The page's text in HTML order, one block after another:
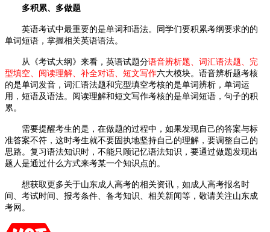
多积累、多做题
英语考试中最重要的是单词和语法。同学们要积累考纲要求的的
单词短语，掌握相关英语语法。
从《考试大纲》来看，英语试题分语音辨析题、词汇语法题、完
型填空、阅读理解、补全对话、短文写作六大模块。语音辨析题考核
的是单词发音，词汇语法题和完型填空考核的是单词辨析，单词运
用，短语及语法。阅读理解和短文写作考核的是单词短语，句子的积
累。
需要提醒考生的是，在做题的过程中，如果发现自己的答案与标
准答案不符，这时考生就不要固执地坚持自己的理解，要调整自己的
思路。复习语法知识时，不能只顾记忆语法知识，要通过做题发现出
题人是通过什么方式来考某一个知识点的。
想获取更多关于山东成人高考的相关资讯，如成人高考报名时
间、考试时间、报考条件、备考知识、相关新闻等，敬请关注山东成
考网。